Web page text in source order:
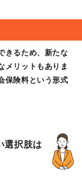
きるため、新たな
メリットもありま
保険料という形式
選択肢は